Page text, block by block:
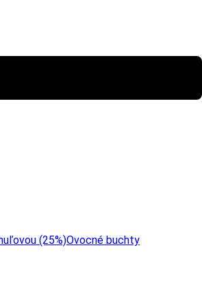
(25%)Ovocné buchty